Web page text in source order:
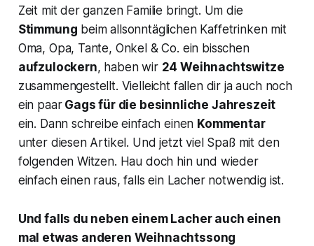
Zeit mit der ganzen Familie bringt. Um die
Stimmung beim allsonntäglichen Kaffetrinken mit
Oma, Opa, Tante, Onkel & Co. ein bisschen
aufzulockern, haben wir 24 Weihnachtswitze
zusammengestellt. Vielleicht fallen dir ja auch noch
ein paarGags für die besinnliche Jahreszeit
ein. Dann schreibe einfach einen Kommentar
unter diesen Artikel. Und jetzt viel Spaß mit den
folgenden Witzen. Hau doch hin und wieder
einfach einen raus, falls ein Lacher notwendig ist.
Und falls du neben einem Lacher auch einen
mal etwas anderen Weihnachtssong